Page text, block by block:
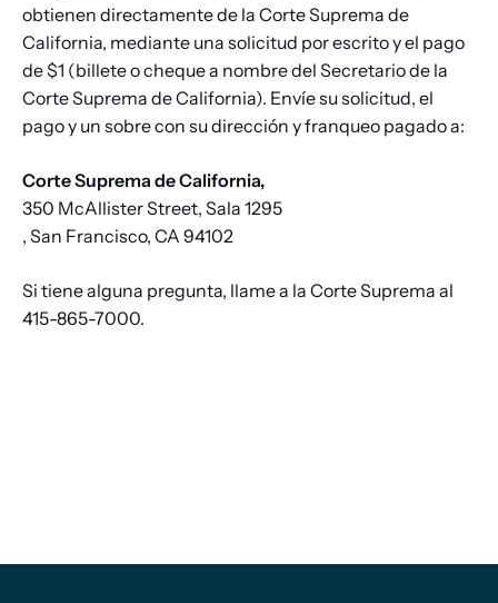
obtienen directamente de la Corte Suprema de
California, mediante una solicitud por escrito y el pago
de $1 (billete o cheque a nombre del Secretario de la
Corte Suprema de California). Envíe su solicitud, el
pago y un sobre con su dirección y franqueo pagado a:
Corte Suprema de California,
350 McAllister Street, Sala 1295
, San Francisco, CA 94102
Si tiene alguna pregunta, llame a la Corte Suprema al
415-865-7000.